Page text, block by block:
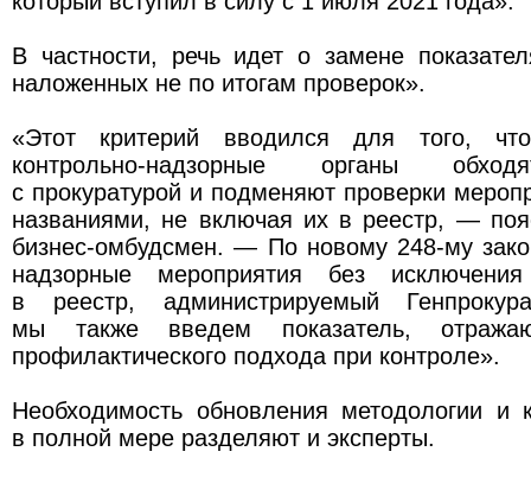
В частности, речь идет о замене
наложенных не по итогам проверок».
«Этот критерий вводился для того,
контрольно-надзорные органы
с прокуратурой и подменяют проверки
названиями, не включая их в реестр, —
бизнес-омбудсмен. — По новому 248-му
надзорные мероприятия без
в реестр, администрируемый
мы также введем показатель,
профилактического подхода при контроле».
Необходимость обновления методологии и
в полной мере разделяют и эксперты.